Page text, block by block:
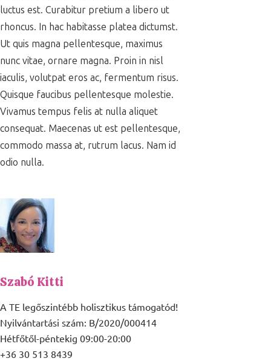
luctus est. Curabitur pretium a libero ut
rhoncus. In hac habitasse platea dictumst.
Ut quis magna pellentesque, maximus
nunc vitae, ornare magna. Proin in nisl
iaculis, volutpat eros ac, fermentum risus.
Quisque faucibus pellentesque molestie.
Vivamus tempus felis at nulla aliquet
consequat. Maecenas ut est pellentesque,
commodo massa at, rutrum lacus. Nam id
odio nulla.
Szabó Kitti
A TE legőszintébb holisztikus támogatód!
Nyilvántartási szám: B/2020/000414
Hétfőtől-péntekig 09:00-20:00
+36 30 513 8439